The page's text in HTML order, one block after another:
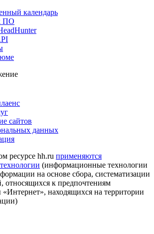
календарь
ПО
сайтов
данных
ресурсе hh.ru применяются
(информационные технологии
на основе сбора, систематизации
относящихся к предпочтениям
«Интернет», находящихся на территории